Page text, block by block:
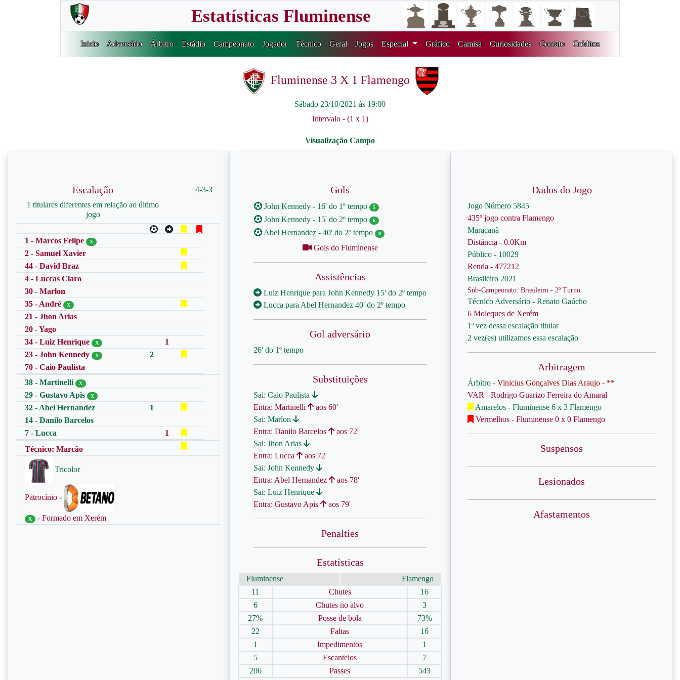
Estatísticas Fluminense
Inicio Adversário Árbitro Estádio Campeonato Jogador Técnico Geral Jogos Especial Gráfico Camisa Curiosidades Contato Créditos
Fluminense 3 X 1 Flamengo
Sábado 23/10/2021 às 19:00
Intervalo - (1 x 1)
Escalação
1 titulares diferentes em relação ao último
jogo
4-3-3
1 - Marcos Felipe X
2 - Samuel Xavier
44 - David Braz
4 - Luccas Claro
30 - Marlon
35 - André
X
21 - Jhon Arias
20 - Yago
34 - Luiz Henrique
X
1
23 - John Kennedy
X
2
70 - Caio Paulista
38 - Martinelli
X
29 - Gustavo Apis X
32 - Abel Hernandez
1
14 - Danilo Barcelos
7 - Lucca
1
Técnico: Marcão
Tricolor
Patrocínio -
X - Formado em Xerém
Gols
John Kennedy - 16' do 1º tempo 5
John Kennedy - 15' do 2º tempo 6
Abel Hernandez - 40' do 2º tempo 8
Gols do Fluminense
Assistências
Luiz Henrique para John Kennedy 15' do 2º tempo
Lucca para Abel Hernandez 40' do 2º tempo
Gol adversário
26' do 1º tempo
Substituições
Sai: Caio Paulista
Entra: Martinelli
aos 60'
Sai: Marlon
Entra: Danilo Barcelos
aos 72'
Sai: Jhon Arias
Entra: Lucca
aos 72'
Sai: John Kennedy
Entra: Abel Hernandez
aos 78'
Sai: Luiz Henrique
Entra: Gustavo Apis
aos 79'
Penalties
Estatísticas
Fluminense
Flamengo
11
Chutes
16
6
Chutes no alvo
3
27%
Posse de bola
73%
22
Faltas
16
1
Impedimentos
1
5
Escanteios
7
206
Passes 543
Dados do Jogo
Jogo Número 5845
435º jogo contra Flamengo
Maracanã
Distância - 0.0Km
Público - 10029
Renda - 477212
Brasileiro 2021
Sub-Campeonato: Brasileiro - 2º Turno
Técnico Adversário - Renato Gaúcho
6 Moleques de Xerém
1ª vez dessa escalação titular
2 vez(es) utilizamos essa escalação
Arbitragem
Árbitro - Vinicius Gonçalves Dias Araujo - **
VAR - Rodrigo Guarizo Ferreira do Amaral
Amarelos - Fluminense 6 x 3 Flamengo
Vermelhos - Fluminense 0 x 0 Flamengo
Suspensos
Lesionados
Afastamentos